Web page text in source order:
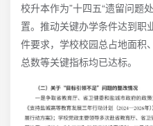
校升本作为”十四五“遗留问题
置。推动关键办学条件达到职
件要求，学校校园总占地面积
总数等关键指标均已达标。